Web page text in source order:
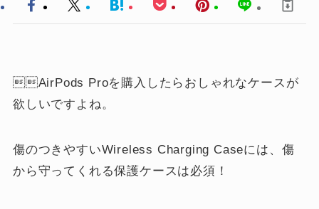
AirPods Proを購入したらおしゃれなケースが
欲しいですよね。
傷のつきやすいWireless Charging Caseには、傷
から守ってくれる保護ケースは必須！